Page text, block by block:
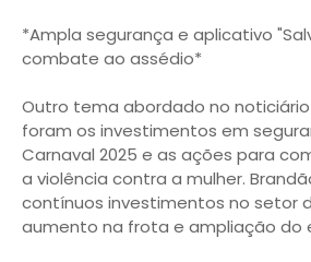
*Ampla segurança e aplicativo
combate ao assédio*
Outro tema abordado no noticiário
foram os investimentos em
Carnaval 2025 e as ações para
a violência contra a mulher.
contínuos investimentos no setor
aumento na frota e ampliação do